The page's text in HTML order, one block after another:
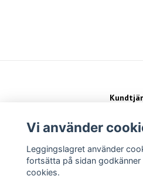
Sociala
Vi använder
Leggingslagret använder
fortsätta på sidan godkänner
cookies.